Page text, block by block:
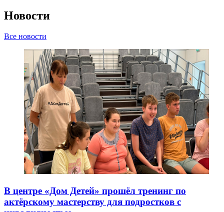
Новости
Все новости
В центре «Дом Детей» прошёл тренинг по
актёрскому мастерству для подростков с